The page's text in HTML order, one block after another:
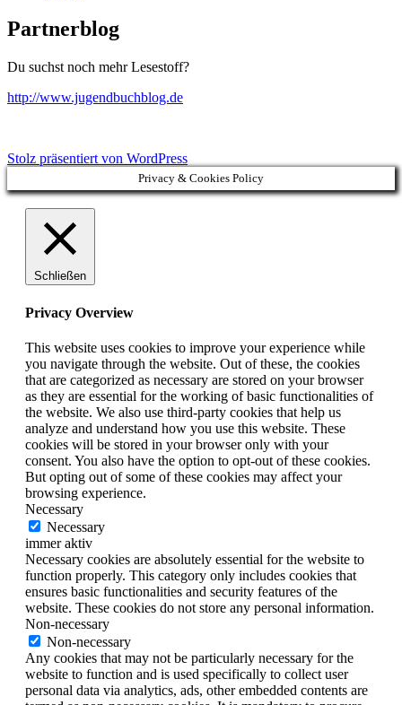
Partnerblog
Du suchst noch mehr Lesestoff?
http://www.jugendbuchblog.de
Stolz präsentiert von WordPress
Privacy & Cookies Policy
Schließen
Privacy Overview
This website uses cookies to improve your experience while
you navigate through the website. Out of these, the cookies
that are categorized as necessary are stored on your browser
as they are essential for the working of basic functionalities of
the website. We also use third-party cookies that help us
analyze and understand how you use this website. These
cookies will be stored in your browser only with your
consent. You also have the option to opt-out of these cookies.
But opting out of some of these cookies may affect your
browsing experience.
Necessary
Necessary
immer aktiv
Necessary cookies are absolutely essential for the website to
function properly. This category only includes cookies that
ensures basic functionalities and security features of the
website. These cookies do not store any personal information.
Non-necessary
Non-necessary
Any cookies that may not be particularly necessary for the
website to function and is used specifically to collect user
personal data via analytics, ads, other embedded contents are